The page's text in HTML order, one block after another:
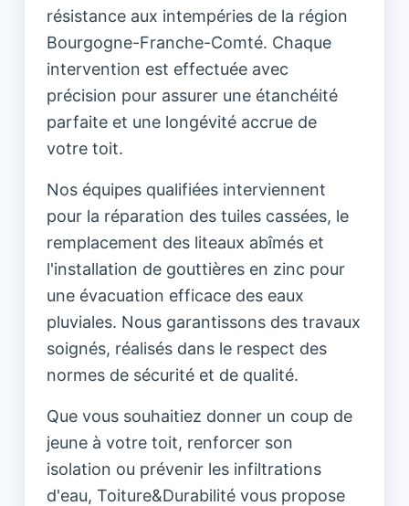
résistance aux intempéries de la région
Bourgogne-Franche-Comté. Chaque
intervention est effectuée avec
précision pour assurer une étanchéité
parfaite et une longévité accrue de
votre toit.
Nos équipes qualifiées interviennent
pour la réparation des tuiles cassées, le
remplacement des liteaux abîmés et
l'installation de gouttières en zinc pour
une évacuation efficace des eaux
pluviales. Nous garantissons des travaux
soignés, réalisés dans le respect des
normes de sécurité et de qualité.
Que vous souhaitiez donner un coup de
jeune à votre toit, renforcer son
isolation ou prévenir les infiltrations
d'eau, Toiture&Durabilité vous propose